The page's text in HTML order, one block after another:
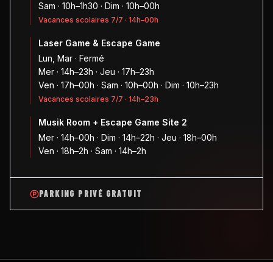
Sam · 10h–1h30 · Dim · 10h–00h
Vacances scolaires 7/7 · 14h–00h
Laser Game & Escape Game
Lun, Mar · Fermé
Mer · 14h–23h · Jeu · 17h–23h
Ven · 17h–00h · Sam · 10h–00h · Dim · 10h–23h
Vacances scolaires 7/7 · 14h–23h
Musik Room + Escape Game Site 2
Mer · 14h–00h · Dim · 14h–22h · Jeu · 18h–00h
Ven · 18h–2h · Sam · 14h–2h
PARKING PRIVÉ GRATUIT